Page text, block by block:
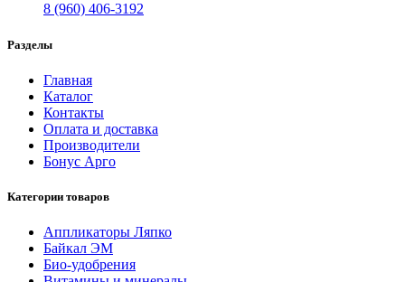
8 (960) 406-3192
Разделы
Главная
Каталог
Контакты
Оплата и доставка
Производители
Бонус Арго
Категории товаров
Аппликаторы Ляпко
Байкал ЭМ
Био-удобрения